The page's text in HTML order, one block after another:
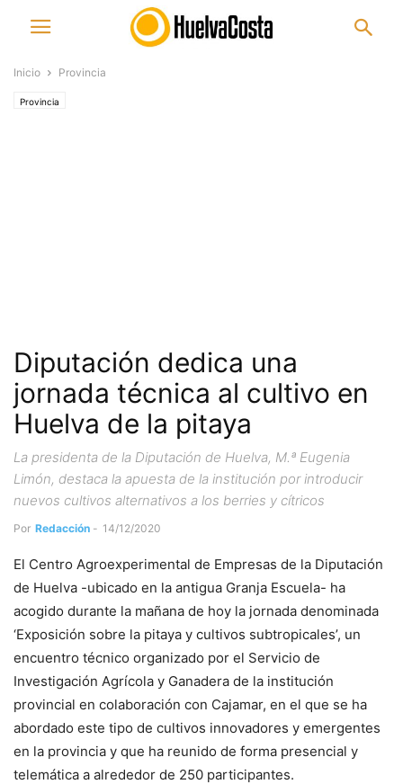
Inicio Provincia
Provincia
Diputación dedica una
jornada técnica al cultivo en
Huelva de la pitaya
La presidenta de la Diputación de Huelva, M.ª Eugenia
Limón, destaca la apuesta de la institución por introducir
nuevos cultivos alternativos a los berries y cítricos
Por Redacción - 14/12/2020
El Centro Agroexperimental de Empresas de la Diputación
de Huelva -ubicado en la antigua Granja Escuela- ha
acogido durante la mañana de hoy la jornada denominada
‘Exposición sobre la pitaya y cultivos subtropicales’, un
encuentro técnico organizado por el Servicio de
Investigación Agrícola y Ganadera de la institución
provincial en colaboración con Cajamar, en el que se ha
abordado este tipo de cultivos innovadores y emergentes
en la provincia y que ha reunido de forma presencial y
telemática a alrededor de 250 participantes.